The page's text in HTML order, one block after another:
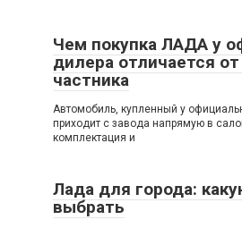
Чем покупка ЛАДА у
дилера отличается от
частника
Автомобиль, купленный у
приходит с завода напрямую в
комплектация и
Лада для города:
выбрать